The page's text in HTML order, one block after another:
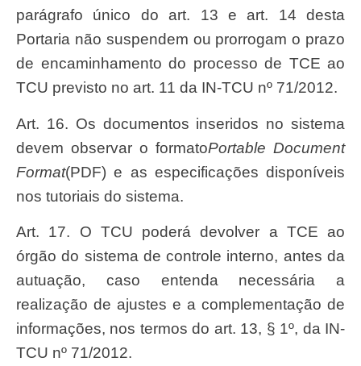
parágrafo único do art. 13 e art. 14 desta
Portaria não suspendem ou prorrogam o prazo
de encaminhamento do processo de TCE ao
TCU previsto no art. 11 da IN-TCU nº 71/2012.
Art. 16. Os documentos inseridos no sistema
devem observar o formatoPortable Document
Format(PDF) e as especificações disponíveis
nos tutoriais do sistema.
Art. 17. O TCU poderá devolver a TCE ao
órgão do sistema de controle interno, antes da
autuação, caso entenda necessária a
realização de ajustes e a complementação de
informações, nos termos do art. 13, § 1º, da IN-
TCU nº 71/2012.